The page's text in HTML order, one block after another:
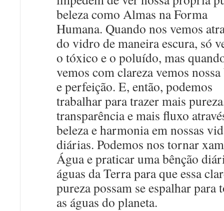
beleza como Almas na Forma
Humana. Quando nos vemos
do vidro de maneira escura, só
o tóxico e o poluído, mas
vemos com clareza vemos nossa
e perfeição. E, então, podemos
trabalhar para trazer mais
transparência e mais fluxo
beleza e harmonia em nossas
diárias. Podemos nos tornar
Água e praticar uma bênção
águas da Terra para que essa
pureza possam se espalhar para
as águas do planeta.